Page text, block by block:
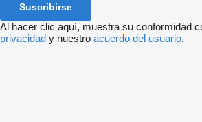
Suscribirse
Al hacer clic aquí, muestra su conformidad
privacidad y nuestro acuerdo del usuario.